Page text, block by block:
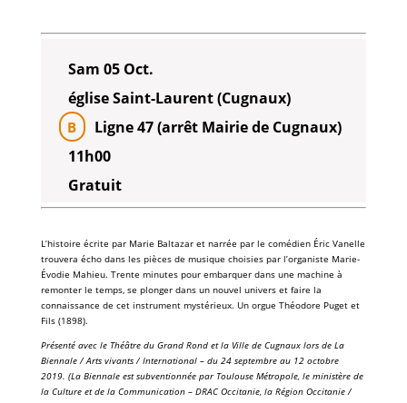
Sam 05 Oct.
église Saint-Laurent (Cugnaux)
B
Ligne 47 (arrêt Mairie de Cugnaux)
11h00
Gratuit
L’histoire écrite par Marie Baltazaret narrée par le comédien Éric Vanelle
trouvera écho dans les pièces de musique choisies par l’organiste Marie-
Évodie Mahieu. Trente minutes pour embarquer dans une machine à
remonter le temps, se plonger dans un nouvel univers et faire la
connaissance de cet instrumentmystérieux. Un orgue Théodore Puget et
Fils (1898).
Présenté avec le Théâtre du Grand Rond et la Ville de Cugnaux lors de La
Biennale / Arts vivants / International – du 24 septembre au 12 octobre
2019. (La Biennale est subventionnée par Toulouse Métropole, le ministère de
la Culture et de la Communication – DRAC Occitanie, la Région Occitanie /